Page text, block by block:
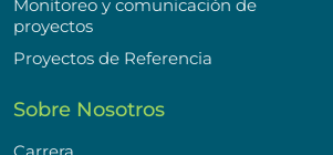
Monitoreo y comunicación de
proyectos
Proyectos de Referencia
Sobre Nosotros
Carrera